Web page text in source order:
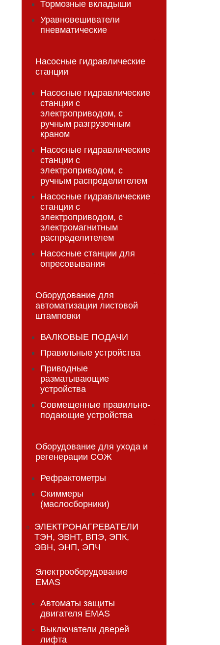
Тормозные вкладыши
Уравновешиватели
пневматические
Насосные гидравлические
станции
Насосные гидравлические
станции с
электроприводом, с
ручным разгрузочным
краном
Насосные гидравлические
станции с
электроприводом, с
ручным распределителем
Насосные гидравлические
станции с
электроприводом, с
электромагнитным
распределителем
Насосные станции для
опресовывания
Оборудование для
автоматизации листовой
штамповки
ВАЛКОВЫЕ ПОДАЧИ
Правильные устройства
Приводные
разматывающие
устройства
Совмещенные правильно-
подающие устройства
Оборудование для ухода и
регенерации СОЖ
Рефрактометры
Скиммеры
(маслосборники)
ЭЛЕКТРОНАГРЕВАТЕЛИ
ТЭН, ЭВНТ, ВПЭ, ЭПК,
ЭВН, ЭНП, ЭПЧ
Электрооборудование
EMAS
Автоматы защиты
двигателя EMAS
Выключатели дверей
лифта